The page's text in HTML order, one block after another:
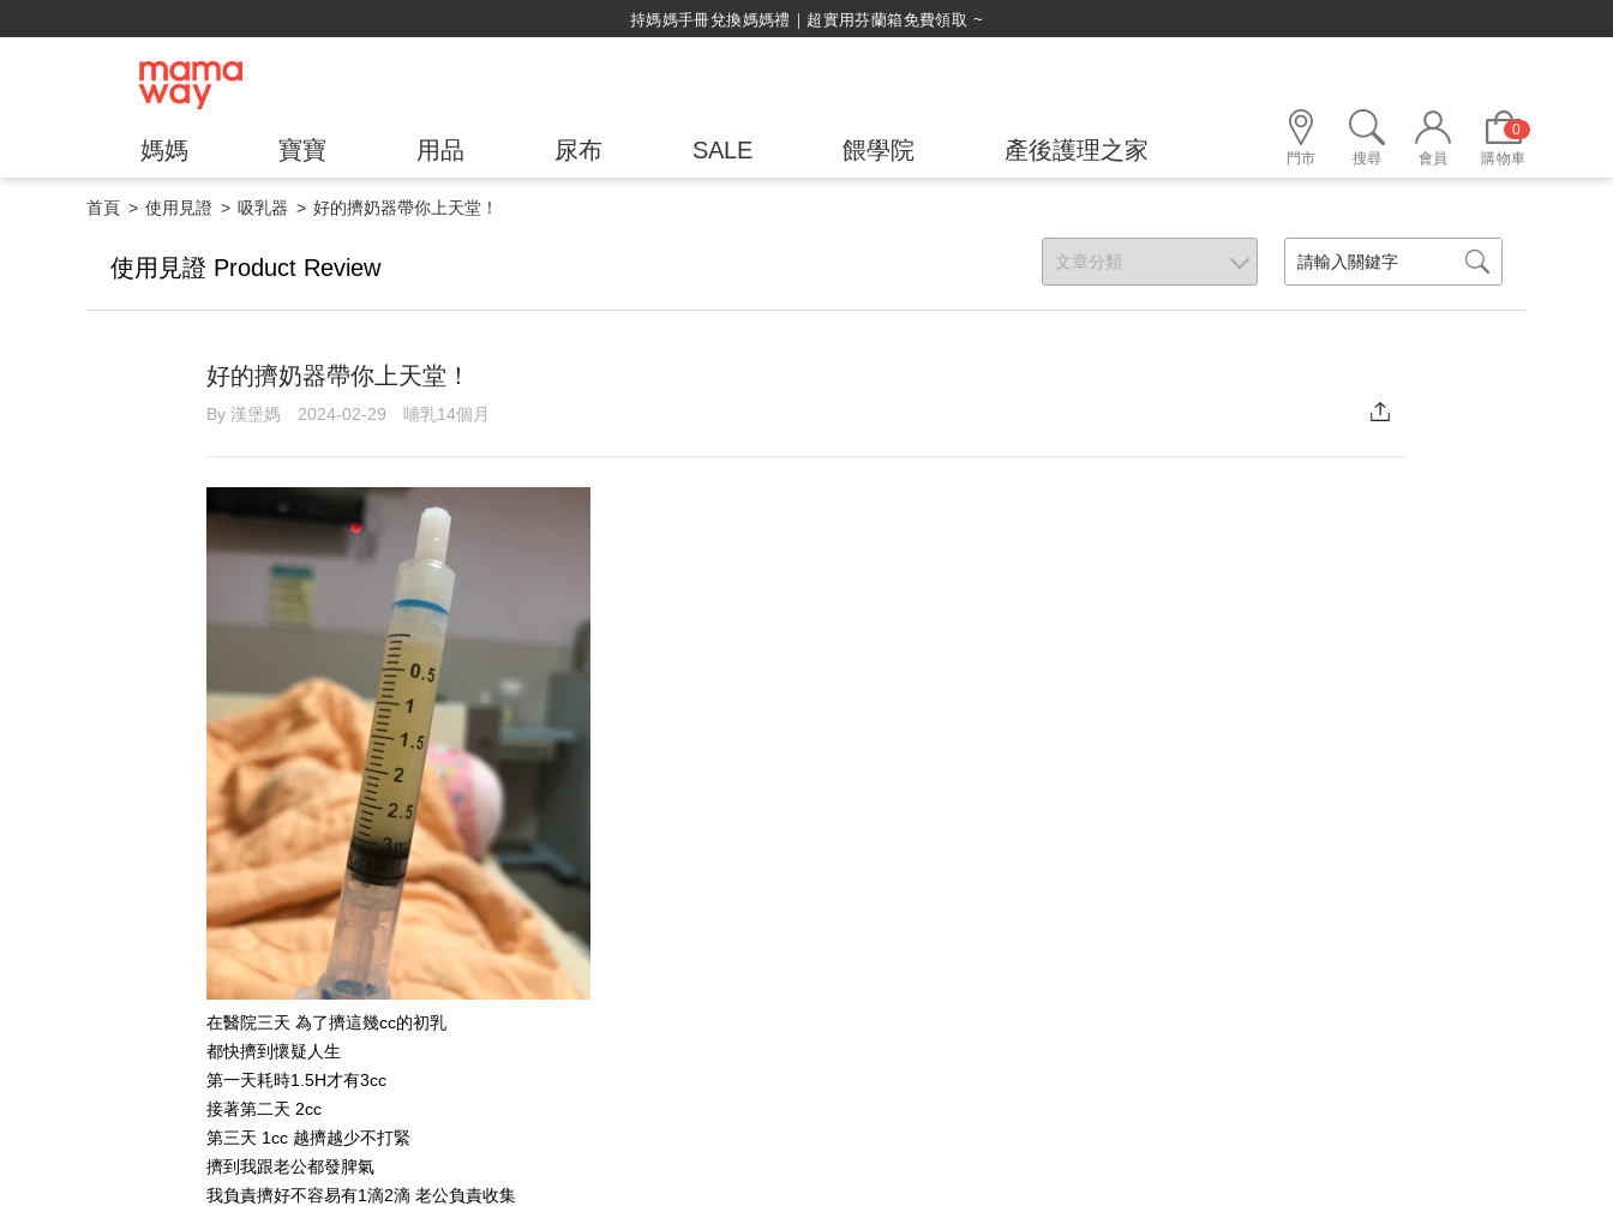
持媽媽手冊兌換媽媽禮｜超實用芬蘭箱免費領取 ~
媽媽 寶寶 用品 尿布 SALE 餵學院 產後護理之家 門市 搜尋 會員
0
購物車
首頁 使用見證 吸乳器 好的擠奶器帶你上天堂！
使用見證 Product Review
好的擠奶器帶你上天堂！
By 漢堡媽 2024-02-29 哺乳14個月
在醫院三天 為了擠這幾cc的初乳
都快擠到懷疑人生
第一天耗時1.5H才有3cc
接著第二天 2cc
第三天 1cc 越擠越少不打緊
擠到我跟老公都發脾氣
我負責擠好不容易有1滴2滴 老公負責收集